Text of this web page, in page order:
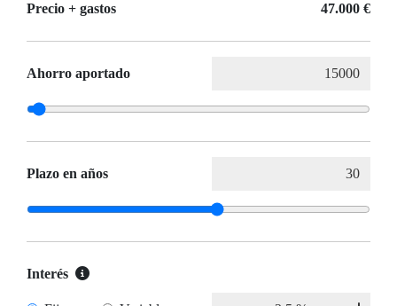
Precio + gastos 47.000 €
Ahorro aportado
Plazo en años
Interés